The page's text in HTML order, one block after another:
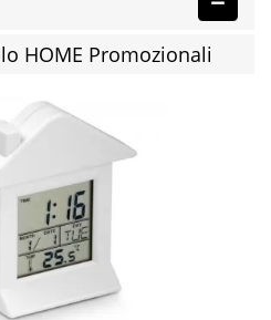
HOME Promozionali